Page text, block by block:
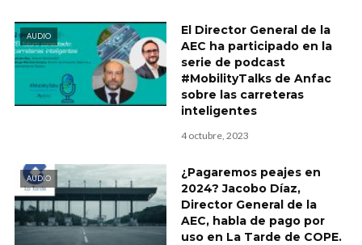
AUDIO
El Director General de la
AEC ha participado en la
serie de podcast
#MobilityTalks de Anfac
sobre las carreteras
inteligentes
4 octubre, 2023
AUDIO
¿Pagaremos peajes en
2024? Jacobo Díaz,
Director General de la
AEC, habla de pago por
uso en La Tarde de COPE.